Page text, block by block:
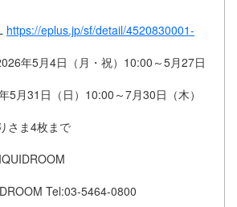
https://eplus.jp/sf/detail/4520830001-
年5月4日（月・祝）10:00～5月27日
5月31日（日）10:00～7月30日（木）
さま4枚まで
Tel:03-5464-0800